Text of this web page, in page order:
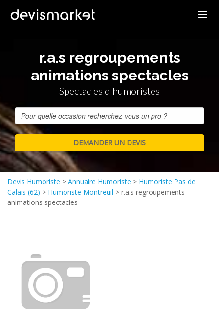
r.a.s regroupements
animations spectacles
Spectacles d'humoristes
Devis Humoriste > Annuaire Humoriste > Humoriste Pas de
Calais (62) > Humoriste Montreuil > r.a.s regroupements
animations spectacles